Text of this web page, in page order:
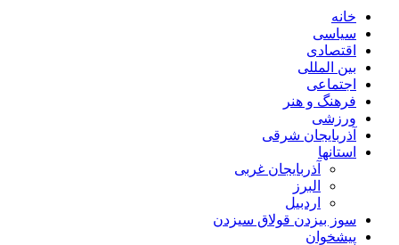
خانه
سیاسی
اقتصادی
بین المللی
اجتماعی
فرهنگ و هنر
ورزشی
آذربایجان شرقی
استانها
آذربایجان غربی
البرز
اردبیل
سوز بیزدن قولاق سیزدن
پیشخوان